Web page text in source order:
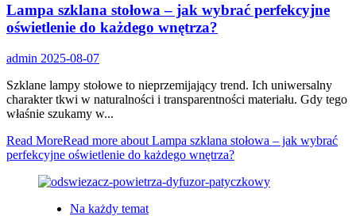
Lampa szklana stołowa – jak wybrać perfekcyjne
oświetlenie do każdego wnętrza?
admin 2025-08-07
Szklane lampy stołowe to nieprzemijający trend. Ich uniwersalny
charakter tkwi w naturalności i transparentności materiału. Gdy tego
właśnie szukamy w...
Read MoreRead more about Lampa szklana stołowa – jak wybrać
perfekcyjne oświetlenie do każdego wnętrza?
Na każdy temat